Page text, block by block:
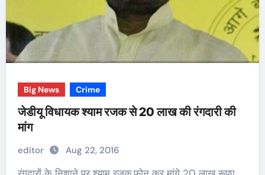
Big News Crime
जेडीयू विधायक श्याम रजक से 20 लाख की रंगदारी की
मांग
editor Aug 22, 2016